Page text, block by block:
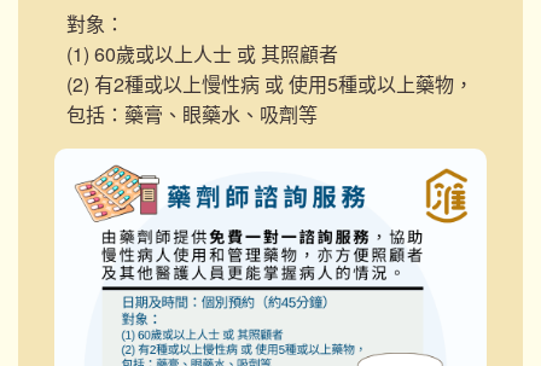
對象：
(1) 60歲或以上人士 或 其照顧者
(2) 有2種或以上慢性病 或 使用5種或以上藥物，
包括：藥膏、眼藥水、吸劑等